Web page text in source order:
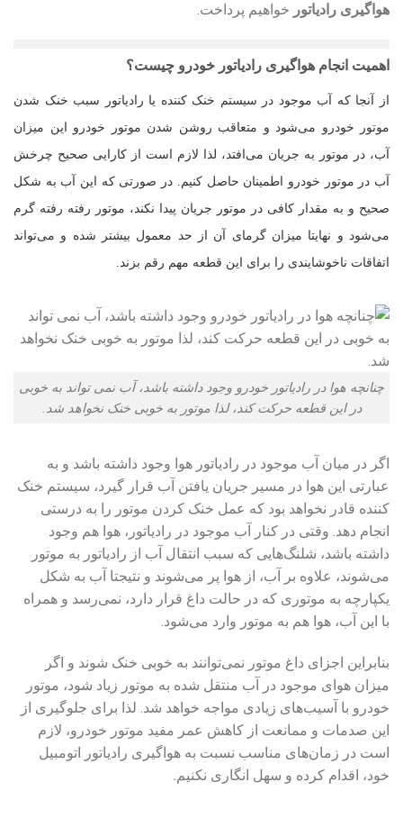
هواگیری رادیاتور خواهیم پرداخت.
اهمیت انجام هواگیری رادیاتور خودرو چیست؟
از آنجا که آب موجود در سیستم خنک کننده یا رادیاتور سبب خنک شدن
موتور خودرو می‌شود و متعاقب روشن شدن موتور خودرو این میزان
آب، در موتور به جریان می‌افتد، لذا لازم است از کارایی صحیح چرخش
آب در موتور خودرو اطمینان حاصل کنیم. در صورتی که این آب به شکل
صحیح و به مقدار ‌کافی در موتور جریان پیدا نکند، موتور رفته رفته گرم
می‌شود و نهایتا میزان گرمای آن از حد معمول بیشتر شده و می‌تواند
اتفاقات ناخوشایندی را برای این قطعه مهم رقم بزند.
چنانچه هوا در رادیاتور خودرو وجود داشته باشد، آب نمی تواند به خوبی
در این قطعه حرکت کند، لذا موتور به خوبی خنک نخواهد شد.
اگر در میان آب موجود در رادیاتور هوا وجود داشته باشد و به
عبارتی این هوا در مسیر جریان یافتن آب قرار گیرد، سیستم خنک
کننده قادر نخواهد بود که عمل خنک کردن موتور را به درستی
انجام دهد. وقتی در کنار آب موجود در رادیاتور، هوا هم وجود
داشته باشد، شلنگ‌هایی که سبب انتقال آب از رادیاتور به موتور
می‌شوند، علاوه بر آب، از هوا پر می‌شوند و نتیجتا آب به شکل
یکپارچه به موتوری که در حالت داغ قرار دارد، نمی‌رسد و همراه
با این آب، هوا هم به موتور وارد می‌شود.
بنابراین اجزای داغ موتور نمی‌توانند به خوبی خنک شوند و اگر
میزان هوای موجود در آب منتقل شده به موتور زیاد شود، موتور
خودرو با آسیب‌های زیادی مواجه خواهد شد. لذا برای جلوگیری از
این صدمات و ممانعت از کاهش عمر مفید موتور خودرو، لازم
است در زمان‌های مناسب نسبت به هواگیری رادیاتور اتومبیل
خود، اقدام کرده و سهل انگاری نکنیم.